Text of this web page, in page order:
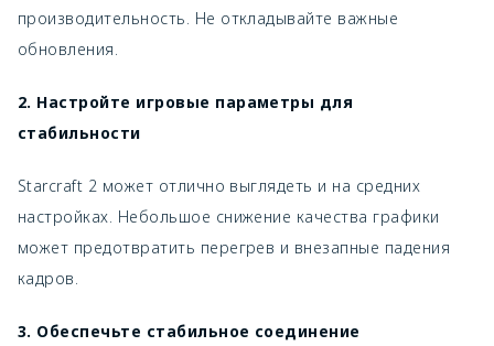
производительность. Не откладывайте важные
обновления.
2. Настройте игровые параметры для
стабильности
Starcraft 2 может отлично выглядеть и на средних
настройках. Небольшое снижение качества графики
может предотвратить перегрев и внезапные падения
кадров.
3. Обеспечьте стабильное соединение